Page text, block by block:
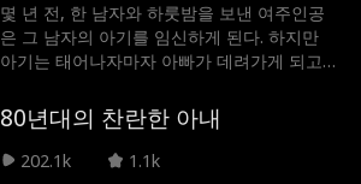
몇 년 전, 한 남자와 하룻밤을 보낸 여주인공
은 그 남자의 아기를 임신하게 된다. 하지만
아기는 태어나자마자 아빠가 데려가게 되고
이 낳은 아이와 그의 아빠를 다시 만나게 된
다. 어느 하루, 여주인공이 아이를 위험에서
구출한 후로 아이는 여주인공을 ‘생명의 은
80년대의 찬란한 아내
202.1k
1.1k